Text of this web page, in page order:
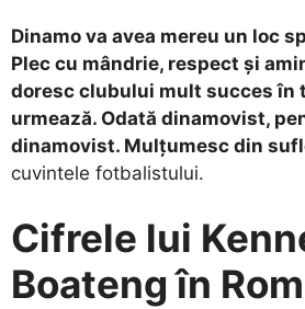
Dinamo va avea mereu un loc
Plec cu mândrie, respect și
doresc clubului mult succes în
urmează. Odată dinamovist,
dinamovist. Mulțumesc din
cuvintele fotbalistului.
Cifrele lui
Boateng în